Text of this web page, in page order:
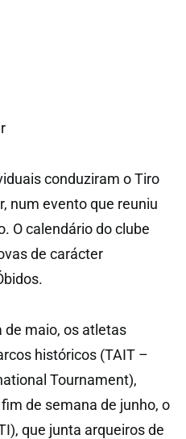
conduziram o Tiro
num evento que reuniu
O calendário do clube
de carácter
maio, os atletas
históricos (TAIT –
Tournament),
de semana de junho, o
que junta arqueiros de